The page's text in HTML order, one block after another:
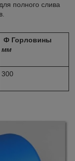
полного слива
Ф Горловины
мм
300